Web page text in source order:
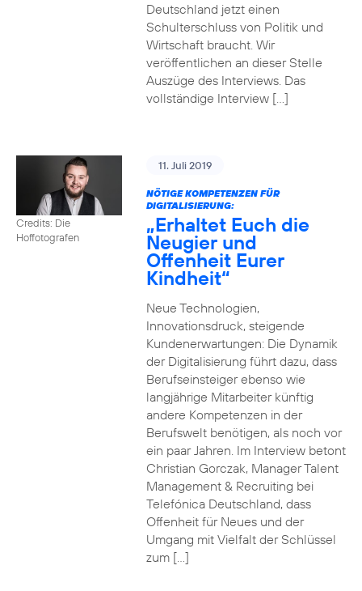
Deutschland jetzt einen
Schulterschluss von Politik und
Wirtschaft braucht. Wir
veröffentlichen an dieser Stelle
Auszüge des Interviews. Das
vollständige Interview […]
Credits: Die
Hoffotografen
11. Juli 2019
NÖTIGE KOMPETENZEN FÜR
DIGITALISIERUNG:
„Erhaltet Euch die
Neugier und
Offenheit Eurer
Kindheit“
Neue Technologien,
Innovationsdruck, steigende
Kundenerwartungen: Die Dynamik
der Digitalisierung führt dazu, dass
Berufseinsteiger ebenso wie
langjährige Mitarbeiter künftig
andere Kompetenzen in der
Berufswelt benötigen, als noch vor
ein paar Jahren. Im Interview betont
Christian Gorczak, Manager Talent
Management & Recruiting bei
Telefónica Deutschland, dass
Offenheit für Neues und der
Umgang mit Vielfalt der Schlüssel
zum […]